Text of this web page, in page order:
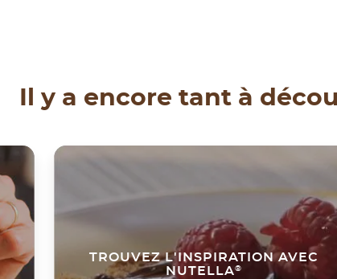
Il y a encore tant à
TROUVEZ L'INSPIRATION AVEC
NUTELLA®